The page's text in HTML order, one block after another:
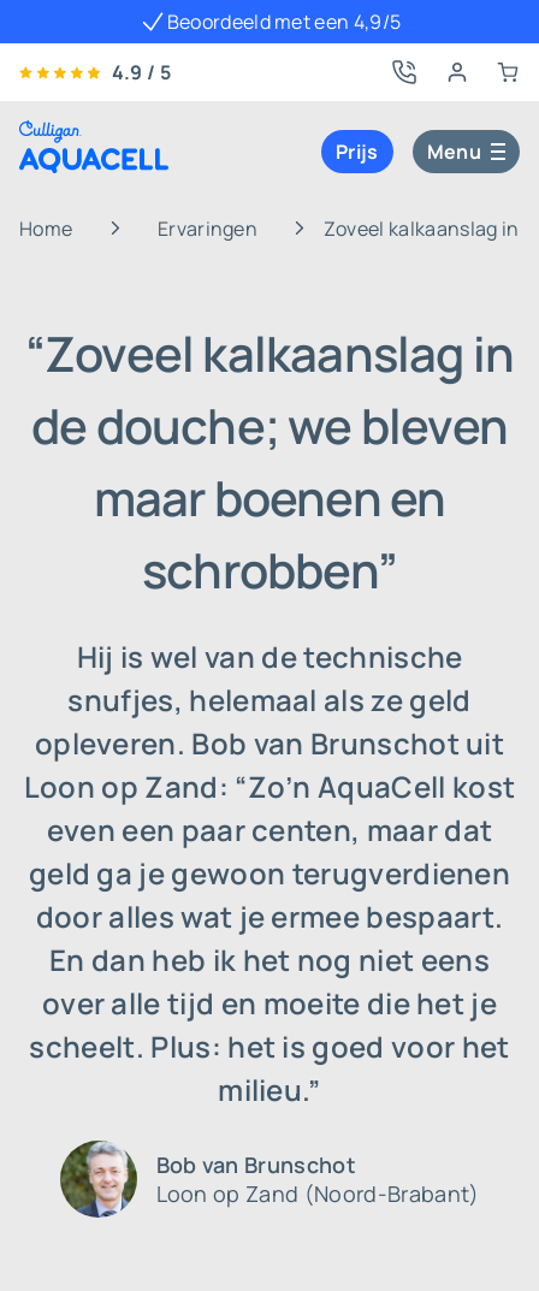
Beoordeeld met een 4,9/5
4.9 / 5
Prijs Menu
Home Ervaringen Zoveel kalkaanslag in
“Zoveel kalkaanslag in
de douche; we bleven
maar boenen en
schrobben”
Hij is wel van de technische
snufjes, helemaal als ze geld
opleveren. Bob van Brunschot uit
Loon op Zand: “Zo’n AquaCell kost
even een paar centen, maar dat
geld ga je gewoon terugverdienen
door alles wat je ermee bespaart.
En dan heb ik het nog niet eens
over alle tijd en moeite die het je
scheelt. Plus: het is goed voor het
milieu.”
Bob van Brunschot
Loon op Zand (Noord-Brabant)